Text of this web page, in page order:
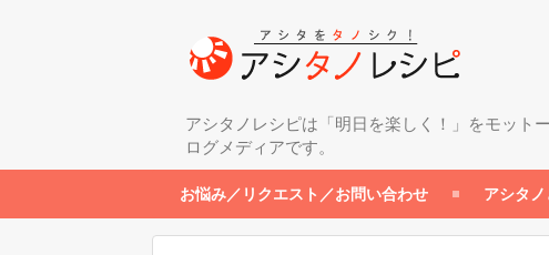
アシタノレシピは「明日を楽しく！」をモット
ログメディアです。
お悩み／リクエスト／お問い合わせ アシタノ